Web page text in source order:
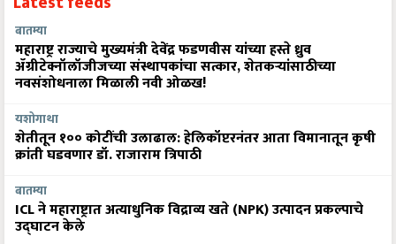
बातम्या
महाराष्ट्र राज्याचे मुख्यमंत्री देवेंद्र फडणवीस यांच्या हस्ते ध्रुव
ॲग्रीटेक्नॉलॉजीजच्या संस्थापकांचा सत्कार, शेतकऱ्यांसाठीच्या
नवसंशोधनाला मिळाली नवी ओळख!
यशोगाथा
शेतीतून १०० कोटींची उलाढाल: हेलिकॉप्टरनंतर आता विमानातून कृषी
क्रांती घडवणार डॉ. राजाराम त्रिपाठी
बातम्या
ICL ने महाराष्ट्रात अत्याधुनिक विद्राव्य खते (NPK) उत्पादन प्रकल्पाचे
उद्घाटन केले